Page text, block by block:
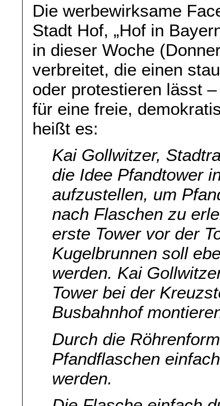
Die werbewirksame
Stadt Hof, „Hof in
in dieser Woche
verbreitet, die einen
oder protestieren lässt
für eine freie,
heißt es:
Kai Gollwitzer,
die Idee Pfandtower
aufzustellen, um
nach Flaschen zu
erste Tower vor der
Kugelbrunnen soll
werden. Kai
Tower bei der
Busbahnhof
Durch die
Pfandflaschen
werden.